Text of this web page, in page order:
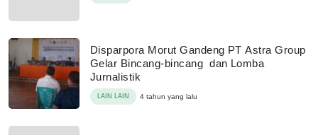
Disparpora Morut Gandeng PT Astra Group
Gelar Bincang-bincang dan Lomba
Jurnalistik
LAIN LAIN 4 tahun yang lalu